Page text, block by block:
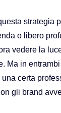
strategia
o libero
vedere la
Ma in
certa
gli brand